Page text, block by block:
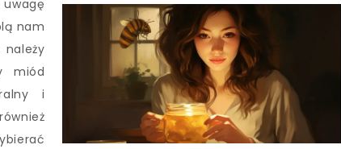
nam
miód
i